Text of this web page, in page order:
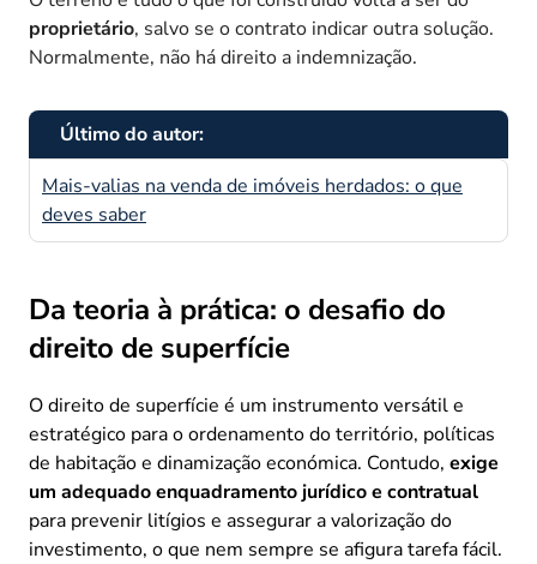
proprietário, salvo se o contrato indicar outra solução.
Normalmente, não há direito a indemnização.
Último do autor:
Mais-valias na venda de imóveis herdados: o que
deves saber
Da teoria à prática: o desafio do
direito de superfície
O direito de superfície é um instrumento versátil e
estratégico para o ordenamento do território, políticas
de habitação e dinamização económica. Contudo, exige
um adequado enquadramento jurídico e contratual
para prevenir litígios e assegurar a valorização do
investimento, o que nem sempre se afigura tarefa fácil.